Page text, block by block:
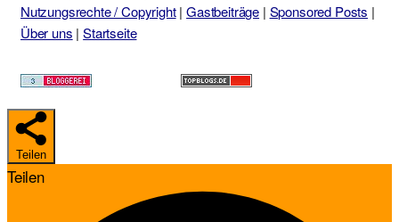
Nutzungsrechte / Copyright|Gastbeiträge | Sponsored Posts |
Über uns |Startseite
Teilen
Teilen